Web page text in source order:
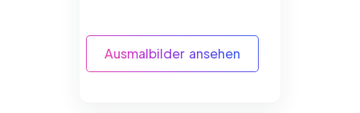
Ausmalbilder ansehen